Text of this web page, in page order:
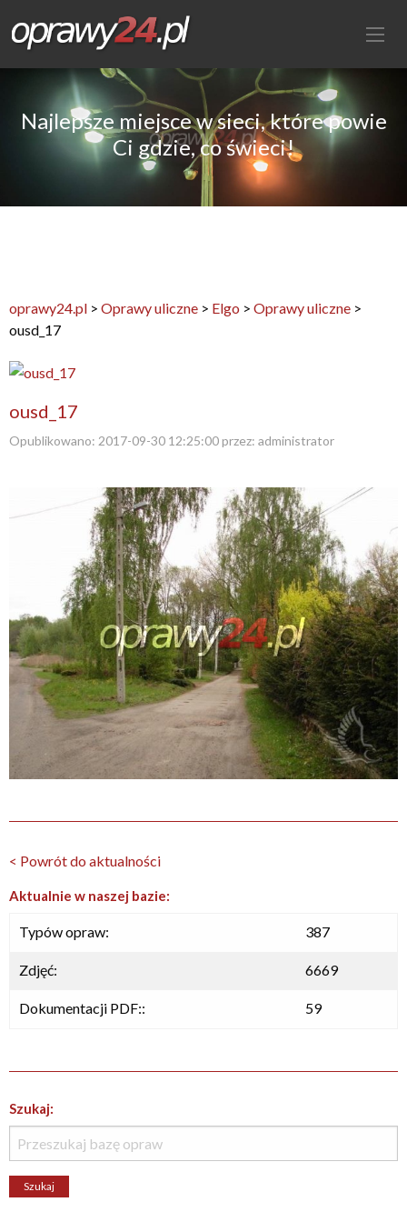
Najlepsze miejsce w sieci, które powie
Ci gdzie, co świeci!
oprawy24.pl > Oprawy uliczne > Elgo > Oprawy uliczne >
ousd_17
ousd_17
Opublikowano: 2017-09-30 12:25:00przez: administrator
< Powrót do aktualności
Aktualnie w naszej bazie:
Typów opraw: 387
Zdjęć: 6669
Dokumentacji PDF:: 59
Szukaj: